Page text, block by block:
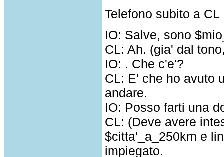
Telefono subito a CL
IO: Salve, sono
CL: Ah. (gia' dal
IO: . Che c'e'?
CL: E' che ho avuto
andare.
IO: Posso farti una
CL: (Deve avere
$citta'_a_250km e
impiegato.